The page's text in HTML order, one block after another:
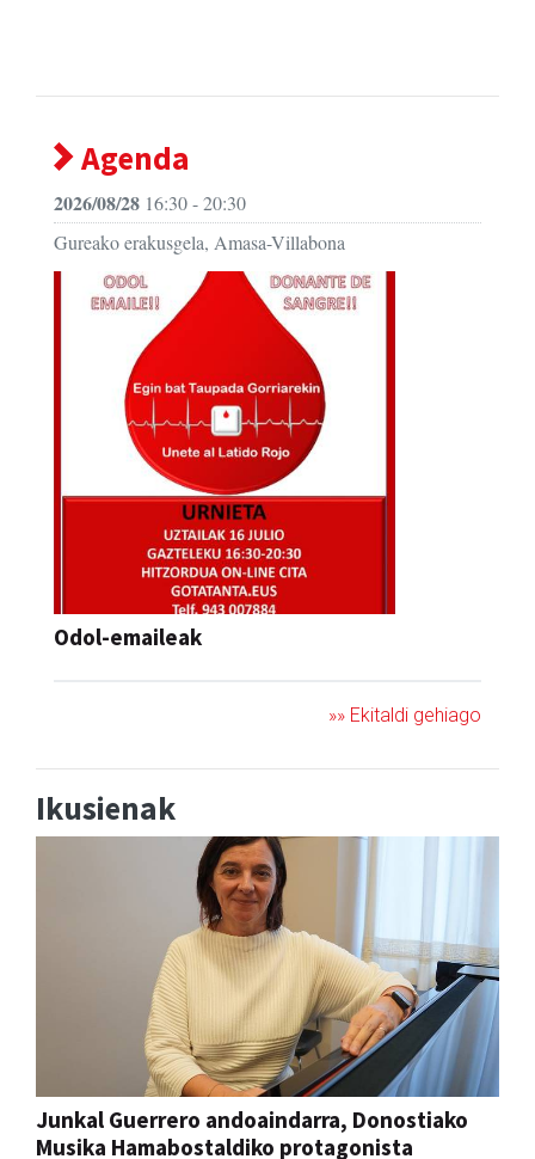
Agenda
2026/08/28 16:30 - 20:30
Gureako erakusgela, Amasa-Villabona
Odol-emaileak
»» Ekitaldi gehiago
Ikusienak
Junkal Guerrero andoaindarra, Donostiako
Musika Hamabostaldiko protagonista